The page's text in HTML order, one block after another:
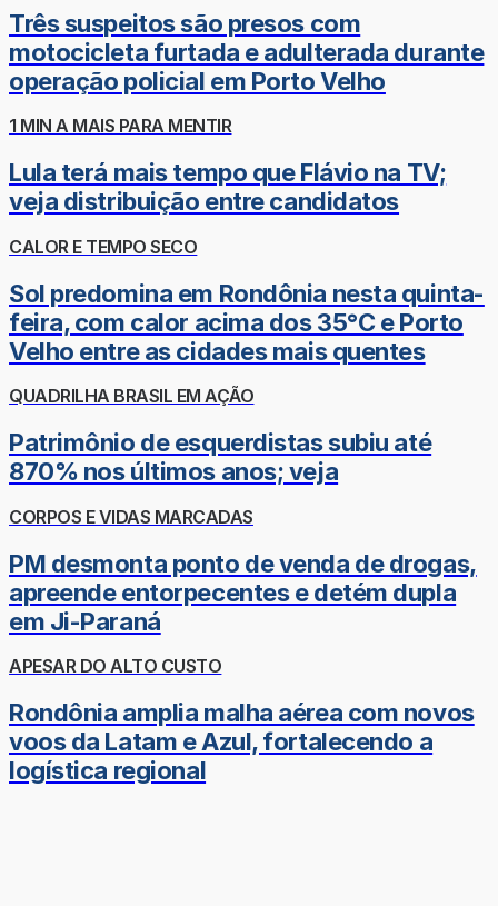
Três suspeitos são presos com
motocicleta furtada e adulterada durante
operação policial em Porto Velho
1 MIN A MAIS PARA MENTIR
Lula terá mais tempo que Flávio na TV;
veja distribuição entre candidatos
CALOR E TEMPO SECO
Sol predomina em Rondônia nesta quinta-
feira, com calor acima dos 35°C e Porto
Velho entre as cidades mais quentes
QUADRILHA BRASIL EM AÇÃO
Patrimônio de esquerdistas subiu até
870% nos últimos anos; veja
CORPOS E VIDAS MARCADAS
PM desmonta ponto de venda de drogas,
apreende entorpecentes e detém dupla
em Ji-Paraná
APESAR DO ALTO CUSTO
Rondônia amplia malha aérea com novos
voos da Latam e Azul, fortalecendo a
logística regional